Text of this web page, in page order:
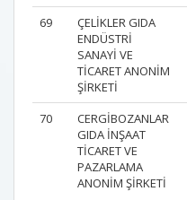
69
ÇELİKLER GIDA
ENDÜSTRİ
SANAYİ VE
TİCARET ANONİM
ŞİRKETİ
70
CERGİBOZANLAR
GIDA İNŞAAT
TİCARET VE
PAZARLAMA
ANONİM ŞİRKETİ